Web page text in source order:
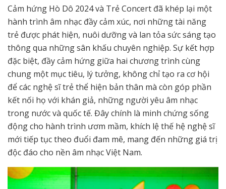
Cảm hứng Hò Dô 2024 và Trẻ Concert đã khép lại một
hành trình âm nhạc đầy cảm xúc, nơi những tài năng
trẻ được phát hiện, nuôi dưỡng và lan tỏa sức sáng tạo
thông qua những sân khấu chuyên nghiệp. Sự kết hợp
đặc biệt, đầy cảm hứng giữa hai chương trình cùng
chung một mục tiêu, lý tưởng, không chỉ tạo ra cơ hội
để các nghệ sĩ trẻ thể hiện bản thân mà còn góp phần
kết nối họ với khán giả, những người yêu âm nhạc
trong nước và quốc tế. Đây chính là minh chứng sống
động cho hành trình ươm mầm, khích lệ thế hệ nghệ sĩ
mới tiếp tục theo đuổi đam mê, mang đến những giá trị
độc đáo cho nền âm nhạc Việt Nam.